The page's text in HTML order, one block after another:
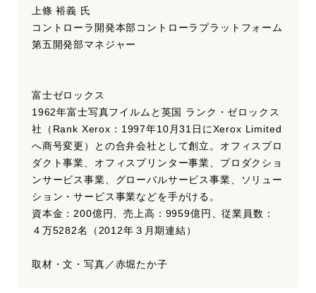
上條 裕義 氏
コントローラ開発本部コントローラプラットフォーム
第五開発部マネジャー
富士ゼロックス
1962年富士写真フイルムと英国 ランク・ゼロックス
社（Rank Xerox：1997年10月31日にXerox Limited
へ商号変更）との合弁会社として創立。オフィスプロ
ダクト事業、オフィスプリンター事業、プロダクショ
ンサービス事業、グローバルサービス事業、ソリュー
ション・サービス事業などを手がける。
資本金：200億円、売上高：9959億円、従業員数：
４万5282名（2012年３月期連結）
取材・文・写真／赤堀たか子